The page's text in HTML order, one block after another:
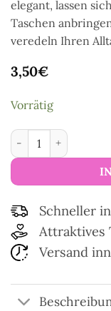
elegant, lassen
Taschen
veredeln Ihren
3,50€
Vorrätig
Dufflecoat-
Schneller
Attraktives
Versand